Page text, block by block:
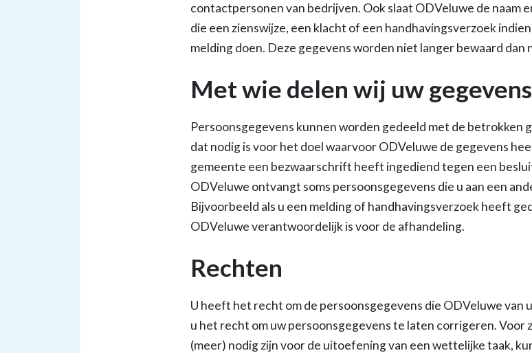
contactpersonen van bedrijven. Ook slaat ODVeluwe de naam
die een zienswijze, een klacht of een handhavingsverzoek
melding doen. Deze gegevens worden niet langer bewaard dan
Met wie delen wij uw
Persoonsgegevens kunnen worden gedeeld met de betrokken
dat nodig is voor het doel waarvoor ODVeluwe de gegevens
gemeente een bezwaarschrift heeft ingediend tegen een
ODVeluwe ontvangt soms persoonsgegevens die u aan een
Bijvoorbeeld als u een melding of handhavingsverzoek heeft
ODVeluwe verantwoordelijk is voor de afhandeling.
Rechten
U heeft het recht om de persoonsgegevens die ODVeluwe van
u het recht om uw persoonsgegevens te laten corrigeren. Voor
(meer) nodig zijn voor de uitoefening van een wettelijke taak,